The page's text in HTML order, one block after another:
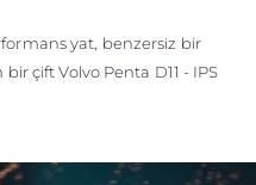
yat, benzersiz bir
çift Volvo Penta D11 - IPS